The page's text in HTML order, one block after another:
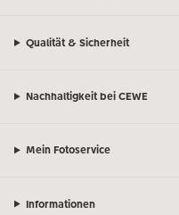
Qualität & Sicherheit
Nachhaltigkeit bei CEWE
Mein Fotoservice
Informationen